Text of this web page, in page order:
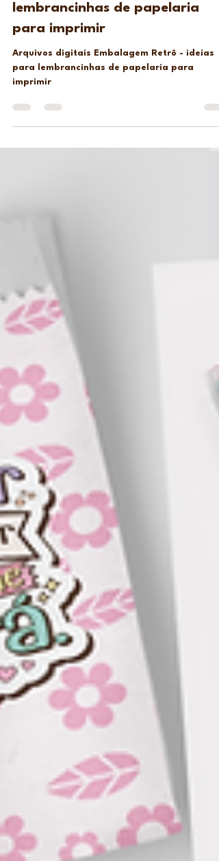
Retrô - ideias para
lembrancinhas de papelaria
para imprimir
Arquivos digitais Embalagem Retrô - ideias
imprimir